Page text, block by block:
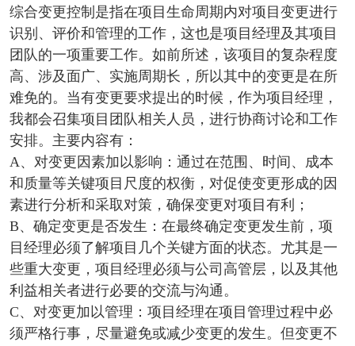
综合变更控制是指在项目生命周期内对项目变更进行
识别、评价和管理的工作，这也是项目经理及其项目
团队的一项重要工作。如前所述，该项目的复杂程度
高、涉及面广、实施周期长，所以其中的变更是在所
难免的。当有变更要求提出的时候，作为项目经理，
我都会召集项目团队相关人员，进行协商讨论和工作
安排。主要内容有：
A、对变更因素加以影响：通过在范围、时间、成本
和质量等关键项目尺度的权衡，对促使变更形成的因
素进行分析和采取对策，确保变更对项目有利；
B、确定变更是否发生：在最终确定变更发生前，项
目经理必须了解项目几个关键方面的状态。尤其是一
些重大变更，项目经理必须与公司高管层，以及其他
利益相关者进行必要的交流与沟通。
C、对变更加以管理：项目经理在项目管理过程中必
须严格行事，尽量避免或减少变更的发生。但变更不